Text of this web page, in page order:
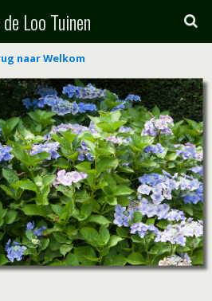
Loo Tuinen
naar Welkom